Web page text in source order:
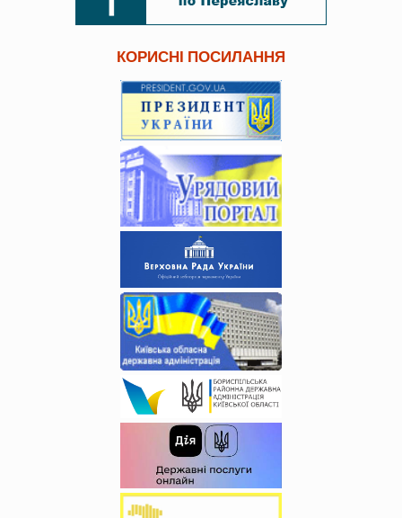
КОРИСНІ ПОСИЛАННЯ